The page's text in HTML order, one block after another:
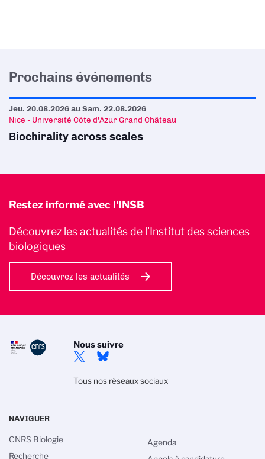
Prochains événements
Jeu. 20.08.2026auSam. 22.08.2026
Nice - Université Côte d'Azur Grand Château
Biochirality across scales
Restez informé avec l'INSB
Découvrez les actualités de l’Institut des sciences
biologiques
Découvrez les actualités
Nous suivre
Tous nos réseaux sociaux
NAVIGUER
CNRS Biologie
Recherche
Agenda